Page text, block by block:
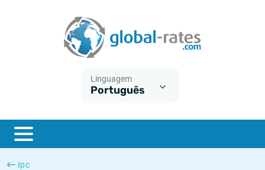
Linguagem
Português
Ipc
ESTER
SONIA
O que é a inflação do IPC?
O que é a inflação do IHPC?
Inflação Estados Unidos
Inflação Europa
Taxas Euribor históricas
Taxas ESTER históricas
Taxas SONIA históricas
Taxas TONAR históricas
Calculadora de inflação